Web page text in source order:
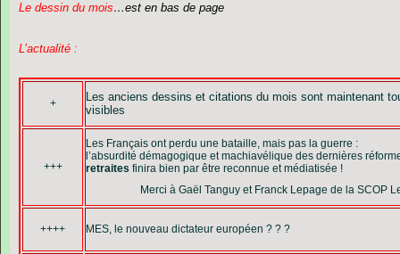
Le dessin du mois…est en bas de page
L’actualité :
+
Les anciens dessins et citations du mois sont maintenant
visibles
+++
Les Français ont perdu une bataille, mais pas la guerre :
l’absurdité démagogique et machiavélique des dernières
retraites finira bien par être reconnue et médiatisée !
Merci à Gaël Tanguy et Franck Lepage de la SCOP
++++ MES, le nouveau dictateur européen ? ? ?